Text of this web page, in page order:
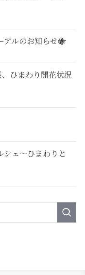
アルのお知らせ🐝
ひまわり開花状況
ェ～ひまわりと